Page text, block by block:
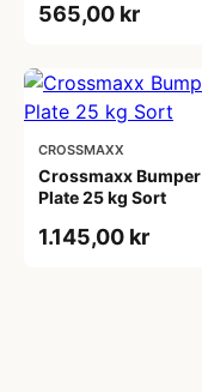
565,00 kr
CROSSMAXX
Crossmaxx Bumper
Plate 25 kg Sort
1.145,00 kr